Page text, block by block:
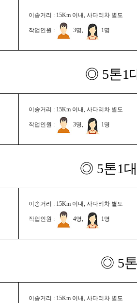
이송거리 : 15Km 이내, 사다리차 별도
작업인원 : 3명, 1명
◎ 5톤1
이송거리 : 15Km 이내, 사다리차 별도
작업인원 : 3명, 1명
◎ 5톤1
이송거리 : 15Km 이내, 사다리차 별도
작업인원 : 4명, 1명
◎ 5
이송거리 : 15Km 이내, 사다리차 별도